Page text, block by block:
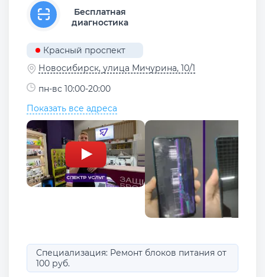
Бесплатная
диагностика
Красный проспект
Новосибирск, улица Мичурина, 10/1
пн-вс 10:00-20:00
Показать все адреса
Специализация: Ремонт блоков питания от
100 руб.